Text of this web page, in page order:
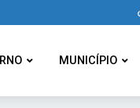
MUNICÍPIO